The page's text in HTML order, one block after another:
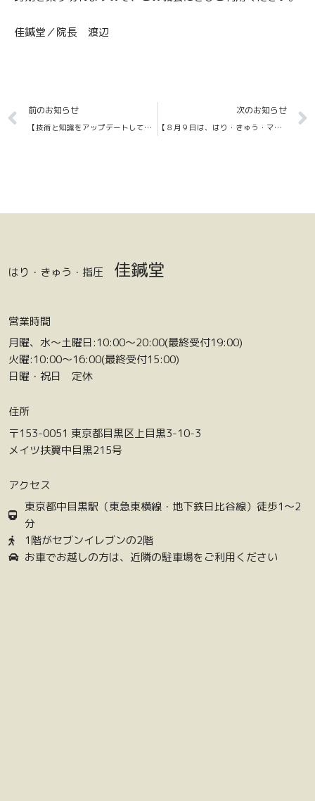
佳鍼堂／院長 渡辺
Prev
前のお知らせ
【技術と知識をアップデートしております！】
次のお知らせ
【８月９日は、はり・きゅう・マッサージの日です！】
はり・きゅう・指圧 佳鍼堂
営業時間
月曜、水〜土曜日:10:00〜20:00(最終受付19:00)
火曜:10:00〜16:00(最終受付15:00)
日曜・祝日 定休
住所
〒153-0051 東京都目黒区上目黒3-10-3
メイツ扶翼中目黒215号
アクセス
東京都中目黒駅（東急東横線・地下鉄日比谷線）徒歩1〜2
分
1階がセブンイレブンの2階
お車でお越しの方は、近隣の駐車場をご利用ください